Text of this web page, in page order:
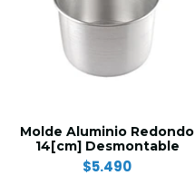
Molde Aluminio Redondo
14[cm] Desmontable
$5.490